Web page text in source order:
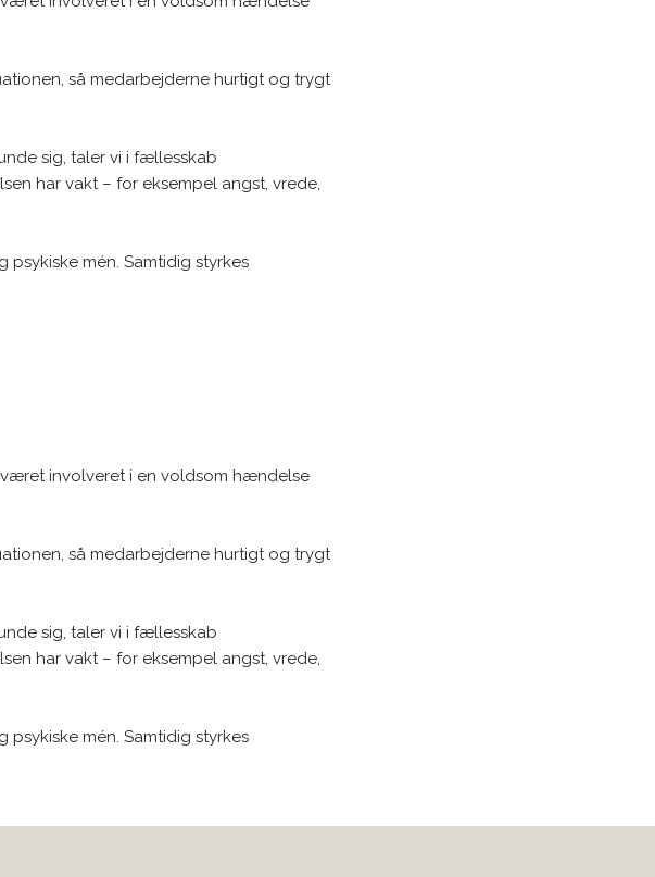
så medarbejderne hurtigt og trygt
sig, taler vi i fællesskab
har vakt – for eksempel angst, vrede,
mén. Samtidig styrkes
involveret i en voldsom hændelse
så medarbejderne hurtigt og trygt
sig, taler vi i fællesskab
har vakt – for eksempel angst, vrede,
mén. Samtidig styrkes